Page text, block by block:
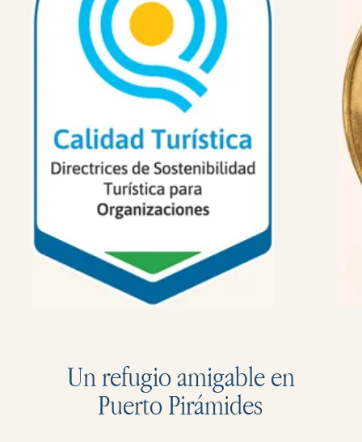
Un refugio amigable en
Puerto Pirámides